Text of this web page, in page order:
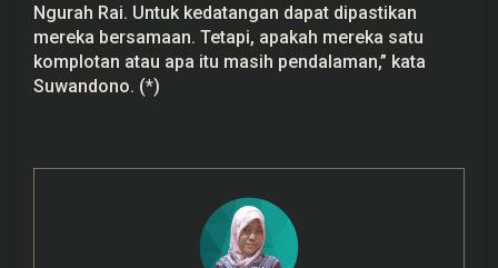
Ngurah Rai. Untuk kedatangan dapat dipastikan
mereka bersamaan. Tetapi, apakah mereka satu
komplotan atau apa itu masih pendalaman,” kata
Suwandono. (*)